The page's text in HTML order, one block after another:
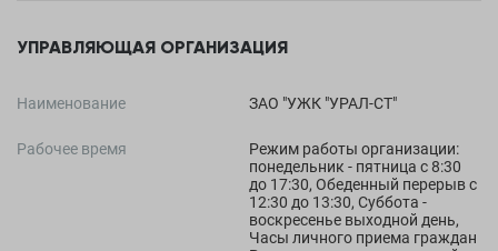
УПРАВЛЯЮЩАЯ ОРГАНИЗАЦИЯ
Наименование ЗАО "УЖК "УРАЛ-СТ"
Рабочее время
Режим работы организации:
понедельник - пятница с 8:30
до 17:30, Обеденный перерыв с
12:30 до 13:30, Суббота -
воскресенье выходной день,
Часы личного приема граждан